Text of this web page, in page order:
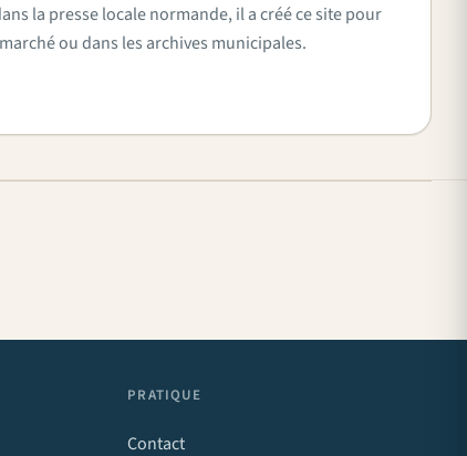
la presse locale normande, il a créé ce site pour
ou dans les archives municipales.
PRATIQUE
Contact